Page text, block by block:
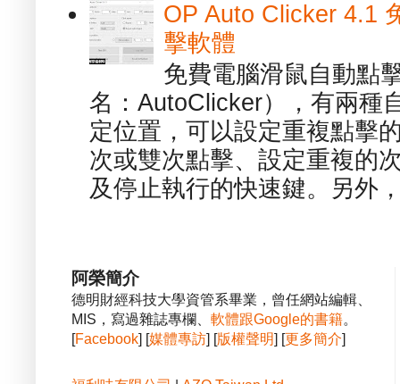
OP Auto Clicker 4.1
擊軟體
免費電腦滑鼠自動點
名：AutoClicker），有兩種
定位置，可以設定重複點擊
次或雙次點擊、設定重複的
及停止執行的快速鍵。另外
阿榮簡介
德明財經科技大學資管系畢業，曾任網站編輯、
MIS，寫過雜誌專欄、 軟體跟Google的書籍。
[Facebook] [媒體專訪] [版權聲明] [更多簡介]